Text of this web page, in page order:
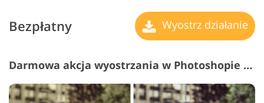
Bezpłatny Wyostrz działanie
Darmowa akcja wyostrzania w Photoshopie #14 "Soft"